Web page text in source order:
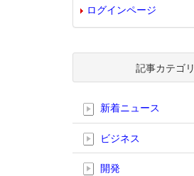
ログインページ
記事カテゴリ
新着ニュース
ビジネス
開発